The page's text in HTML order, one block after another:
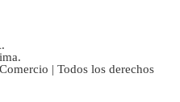
| Todos los derechos